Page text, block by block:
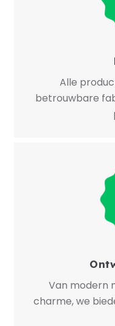
Alle
betrouwbare
Van modern
charme, we